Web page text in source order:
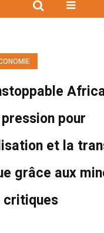
pour
et la
grâce aux
critiques